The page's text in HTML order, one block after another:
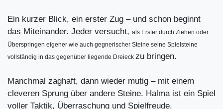
Ein kurzer Blick, ein erster Zug – und schon beginnt
das Miteinander. Jeder versucht, als Erster durch Ziehen oder
Überspringen eigener wie auch gegnerischer Steine seine Spielsteine
vollständig in das gegenüber liegende Dreieck zu bringen.
Manchmal zaghaft, dann wieder mutig – mit einem
cleveren Sprung über andere Steine. Halma ist ein Spiel
voller Taktik, Überraschung und Spielfreude.